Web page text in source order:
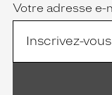
Votre adresse e-